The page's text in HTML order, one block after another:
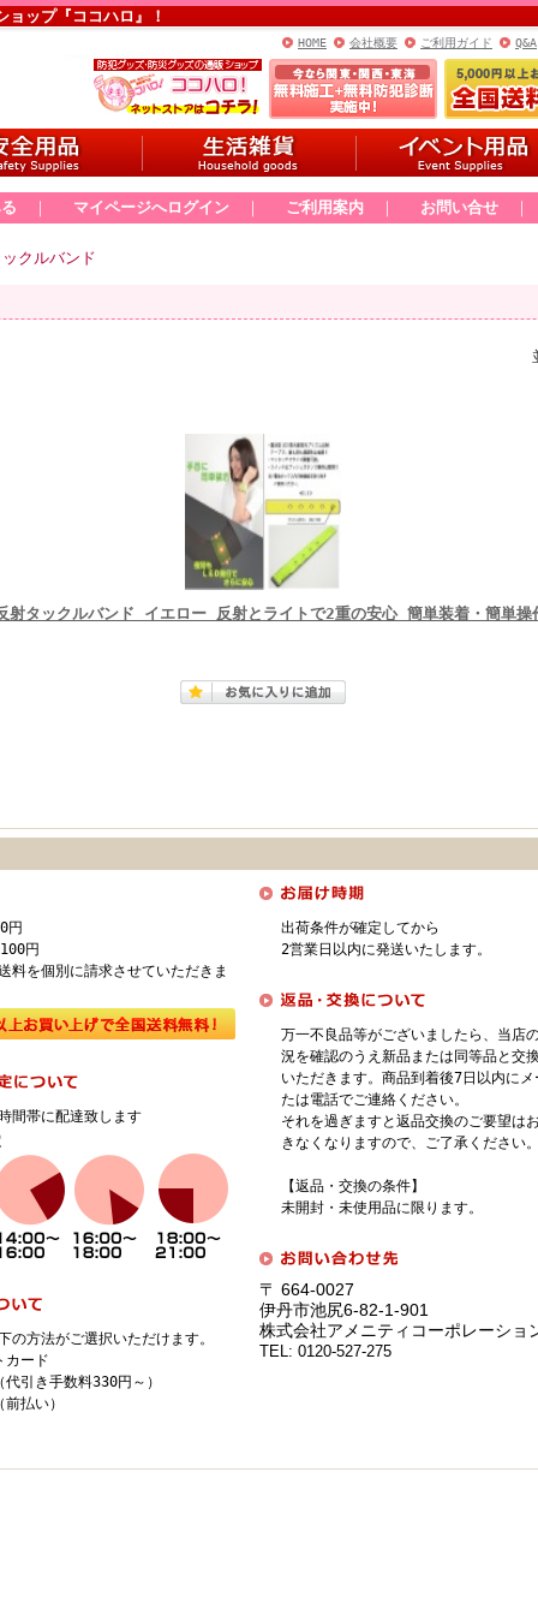
ップ『ココハロ』！
HOME 会社概要 ご利用ガイド Q&A
｜ マイページへログイン ｜ ご利用案内 ｜ お問い合せ ｜
クルバンド
射タックルバンド イエロー 反射とライトで2重の安心 簡単装着・簡単
円
円
料を個別に請求させていただきま
間帯に配達致します
の方法がご選択いただけます。
カード
引き手数料330円～）
払い）
出荷条件が確定してから
2営業日以内に発送いたします。
万一不良品等がございましたら、当店
況を確認のうえ新品または同等品と交
いただきます。商品到着後7日以内にメ
たは電話でご連絡ください。
それを過ぎますと返品交換のご要望は
きなくなりますので、ご了承ください
【返品・交換の条件】
未開封・未使用品に限ります。
〒 664-0027
伊丹市池尻6-82-1-901
株式会社アメニティコーポレーショ
TEL: 0120-527-275